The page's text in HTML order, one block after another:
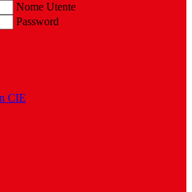
Nome Utente
Password
CIE